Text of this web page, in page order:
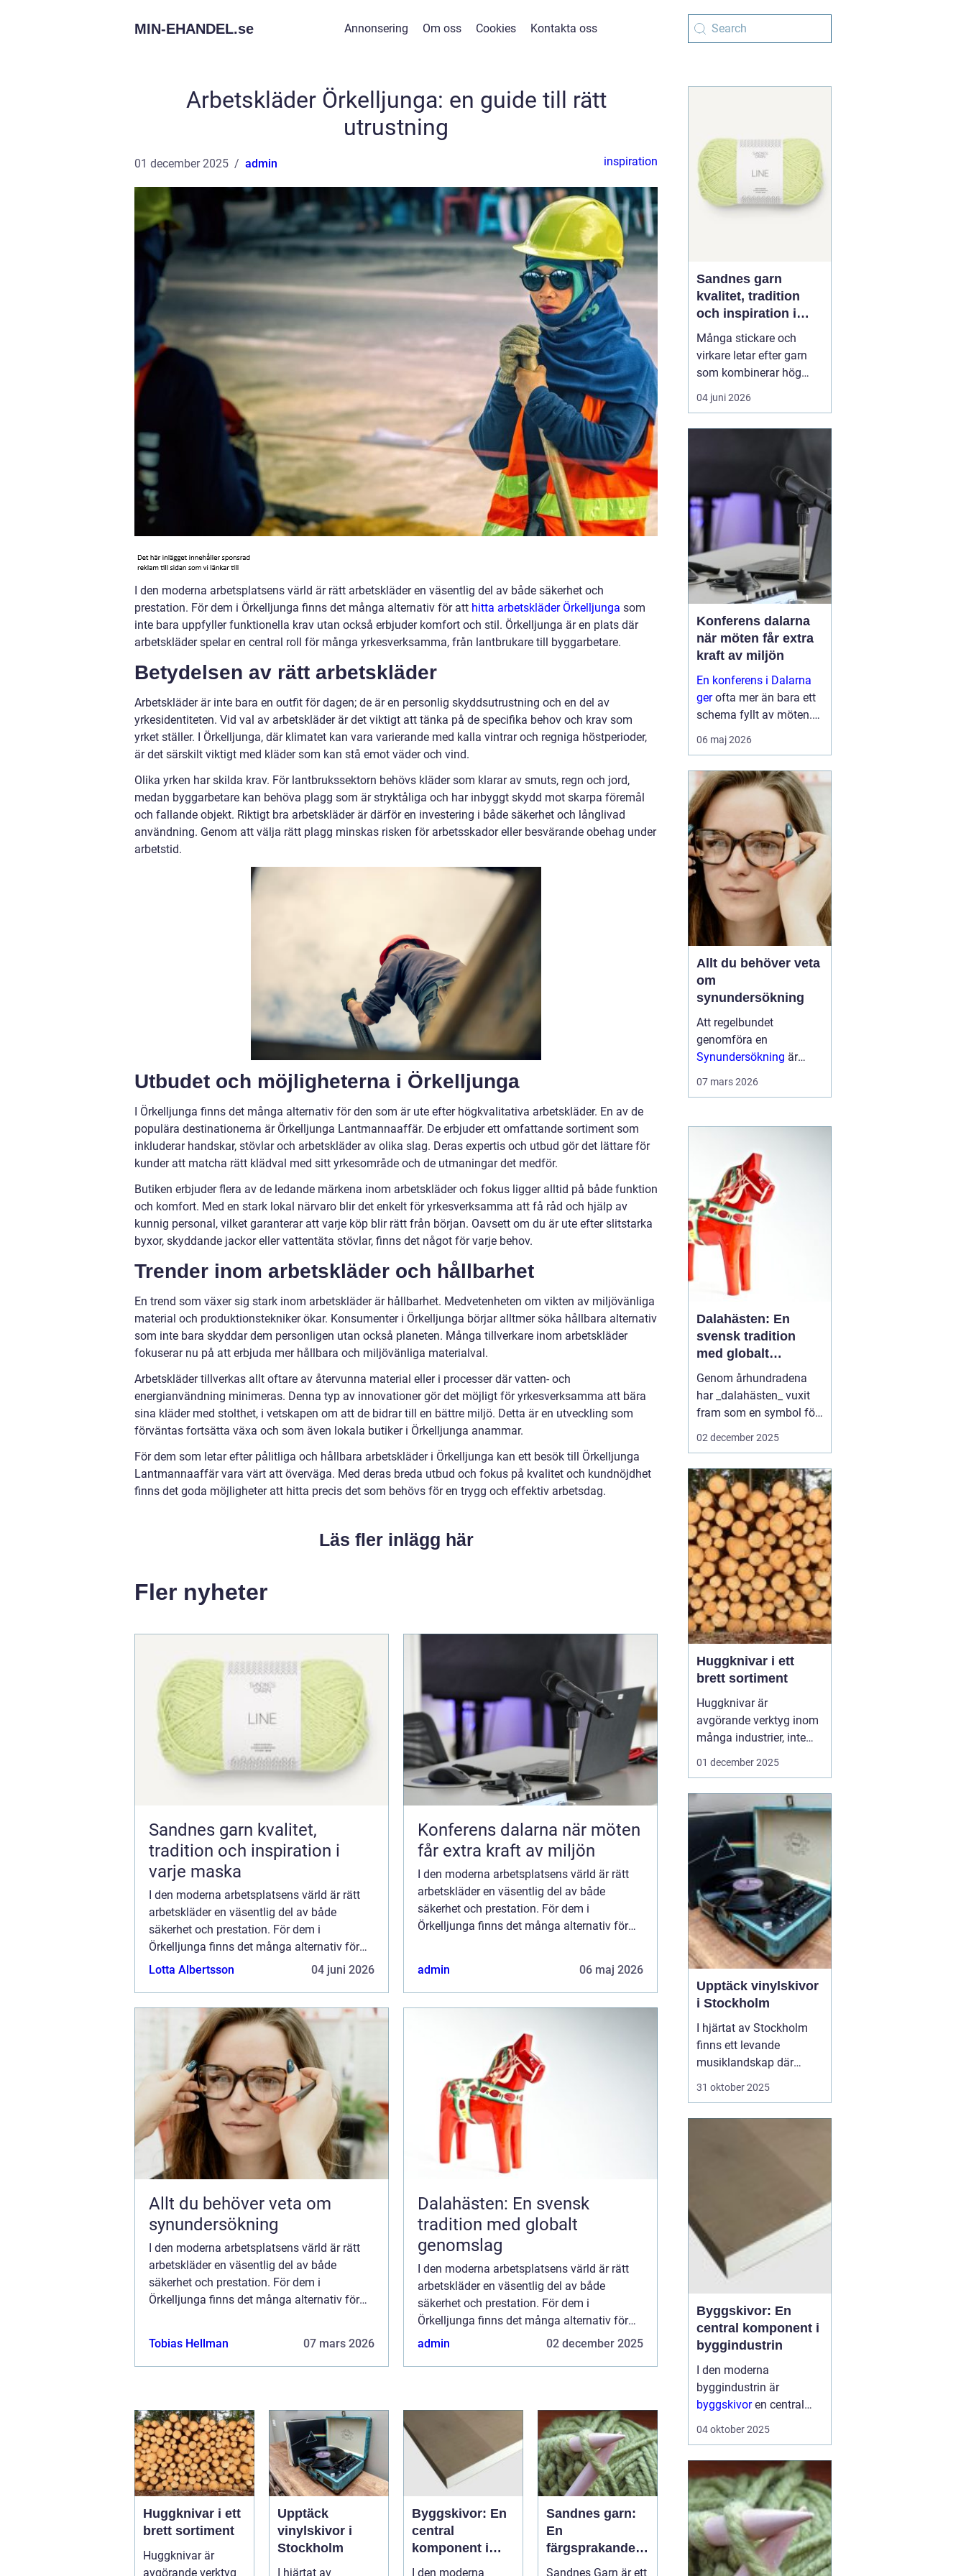
MIN-EHANDEL.se Annonsering Om oss Cookies Kontakta oss
Arbetskläder Örkelljunga: en guide till rätt
utrustning
01 december 2025 admin inspiration
I den moderna arbetsplatsens värld är rätt arbetskläder en väsentlig del av både säkerhet och
prestation. För dem i Örkelljunga finns det många alternativ för att hitta arbetskläder Örkelljunga som
inte bara uppfyller funktionella krav utan också erbjuder komfort och stil. Örkelljunga är en plats där
arbetskläder spelar en central roll för många yrkesverksamma, från lantbrukare till byggarbetare.
Betydelsen av rätt arbetskläder
Arbetskläder är inte bara en outfit för dagen; de är en personlig skyddsutrustning och en del av
yrkesidentiteten. Vid val av arbetskläder är det viktigt att tänka på de specifika behov och krav som
yrket ställer. I Örkelljunga, där klimatet kan vara varierande med kalla vintrar och regniga höstperioder,
är det särskilt viktigt med kläder som kan stå emot väder och vind.
Olika yrken har skilda krav. För lantbrukssektorn behövs kläder som klarar av smuts, regn och jord,
medan byggarbetare kan behöva plagg som är stryktåliga och har inbyggt skydd mot skarpa föremål
och fallande objekt. Riktigt bra arbetskläder är därför en investering i både säkerhet och långlivad
användning. Genom att välja rätt plagg minskas risken för arbetsskador eller besvärande obehag under
arbetstid.
Utbudet och möjligheterna i Örkelljunga
I Örkelljunga finns det många alternativ för den som är ute efter högkvalitativa arbetskläder. En av de
populära destinationerna är Örkelljunga Lantmannaaffär. De erbjuder ett omfattande sortiment som
inkluderar handskar, stövlar och arbetskläder av olika slag. Deras expertis och utbud gör det lättare för
kunder att matcha rätt klädval med sitt yrkesområde och de utmaningar det medför.
Butiken erbjuder flera av de ledande märkena inom arbetskläder och fokus ligger alltid på både funktion
och komfort. Med en stark lokal närvaro blir det enkelt för yrkesverksamma att få råd och hjälp av
kunnig personal, vilket garanterar att varje köp blir rätt från början. Oavsett om du är ute efter slitstarka
byxor, skyddande jackor eller vattentäta stövlar, finns det något för varje behov.
Trender inom arbetskläder och hållbarhet
En trend som växer sig stark inom arbetskläder är hållbarhet. Medvetenheten om vikten av miljövänliga
material och produktionstekniker ökar. Konsumenter i Örkelljunga börjar alltmer söka hållbara alternativ
som inte bara skyddar dem personligen utan också planeten. Många tillverkare inom arbetskläder
fokuserar nu på att erbjuda mer hållbara och miljövänliga materialval.
Arbetskläder tillverkas allt oftare av återvunna material eller i processer där vatten- och
energianvändning minimeras. Denna typ av innovationer gör det möjligt för yrkesverksamma att bära
sina kläder med stolthet, i vetskapen om att de bidrar till en bättre miljö. Detta är en utveckling som
förväntas fortsätta växa och som även lokala butiker i Örkelljunga anammar.
För dem som letar efter pålitliga och hållbara arbetskläder i Örkelljunga kan ett besök till Örkelljunga
Lantmannaaffär vara värt att överväga. Med deras breda utbud och fokus på kvalitet och kundnöjdhet
finns det goda möjligheter att hitta precis det som behövs för en trygg och effektiv arbetsdag.
Läs fler inlägg här
Fler nyheter
Sandnes garn kvalitet,
tradition och inspiration i
varje maska
I den moderna arbetsplatsens värld är rätt
arbetskläder en väsentlig del av både
säkerhet och prestation. För dem i
Örkelljunga finns det många alternativ för
att hitta arbetskläder Ö...
Lotta Albertsson 04 juni 2026
Konferens dalarna när möten
får extra kraft av miljön
I den moderna arbetsplatsens värld är rätt
arbetskläder en väsentlig del av både
säkerhet och prestation. För dem i
Örkelljunga finns det många alternativ för
admin
06 maj 2026
Allt du behöver veta om
synundersökning
I den moderna arbetsplatsens värld är rätt
arbetskläder en väsentlig del av både
säkerhet och prestation. För dem i
Örkelljunga finns det många alternativ för
Tobias Hellman
07 mars 2026
Dalahästen: En svensk
tradition med globalt
genomslag
I den moderna arbetsplatsens värld är rätt
arbetskläder en väsentlig del av både
säkerhet och prestation. För dem i
Örkelljunga finns det många alternativ för
att hitta arbetskläder Ö...
admin 02 december 2025
Huggknivar i ett
brett sortiment
Huggknivar är
avgörande verktyg
Upptäck
vinylskivor i
Stockholm
I hjärtat av
Byggskivor: En
central
komponent i
byggindustrin
I den moderna
Sandnes garn:
En
färgsprakande
värld av
Sandnes Garn är ett
Sandnes garn
kvalitet, tradition
och inspiration i
varje maska
Många stickare och
virkare letar efter garn
som kombinerar hög
kvalitet, vackra färger
och sköna material. Här
04 juni 2026
Konferens dalarna
när möten får extra
kraft av miljön
En konferens i Dalarna
gerofta mer än bara ett
schema fyllt av möten.
Landskapet, kulturen
och lugnet påverkar hur
tänker och fattar beslut.
Många företag som
väljer...
06 maj 2026
Allt du behöver veta
om
synundersökning
Att regelbundet
genomföra en
Synundersökning är
ögonsjukdomar i ett
Rediviva Optik i Uppsala
kan ...
07 mars 2026
Dalahästen: En
svensk tradition
med globalt
genomslag
Genom århundradena
har _dalahästen_ vuxit
fram som en symbol för
svensk kultur och
känd långt utanför
Sveriges gränser,
representerar en historia
av tr...
02 december 2025
Huggknivar i ett
brett sortiment
Huggknivar är
avgörande verktyg inom
många industrier, inte
minst inom
av trä och produktion av
flis. Ofta bortglömda för
deras osynliga men
viktiga arbete, <...
01 december 2025
Upptäck vinylskivor
i Stockholm
I hjärtat av Stockholm
finns ett levande
musiklandskap där
vinylskivor fortfarande
31 oktober 2025
Byggskivor: En
central komponent i
byggindustrin
I den moderna
byggindustrin är
byggskivoren central
komponent. Dessa
konstruktioner, från
väggar och ...
04 oktober 2025